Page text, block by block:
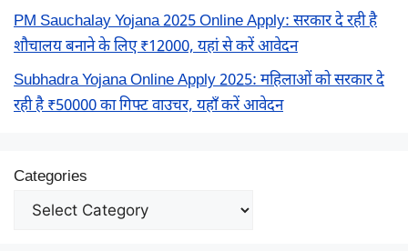
PM Sauchalay Yojana 2025 Online Apply: सरकार दे रही है
शौचालय बनाने के लिए ₹12000, यहां से करें आवेदन
Subhadra Yojana Online Apply 2025: महिलाओं को सरकार दे
रही है ₹50000 का गिफ्ट वाउचर, यहाँ करें आवेदन
Categories